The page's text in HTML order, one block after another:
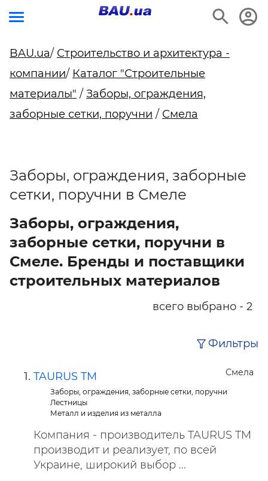
BAU.ua/ Строительство и архитектура -
компании/ Каталог "Строительные
материалы" / Заборы, ограждения,
заборные сетки, поручни / Смела
Заборы, ограждения, заборные
сетки, поручни в Смеле
Заборы, ограждения,
заборные сетки, поручни в
Смеле. Бренды и поставщики
строительных материалов
всего выбрано - 2
Фильтры
Смела
TAURUS TM
Заборы, ограждения, заборные сетки, поручни
Лестницы
Металл и изделия из металла
Компания - производитель TAURUS TM
производит и реализует, по всей
Украине, широкий выбор ...